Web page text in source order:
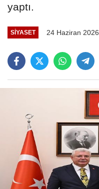
yaptı.
SIYASET 24 Haziran